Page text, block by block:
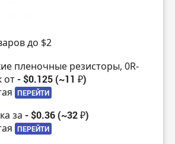
до $2
пленочные резисторы, 0R-
от- $0.125 (~11 ₽)
ПЕРЕЙТИ
за - $0.36 (~32 ₽)
ПЕРЕЙТИ